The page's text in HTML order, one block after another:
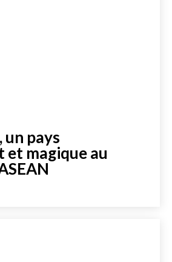
un pays
magique au